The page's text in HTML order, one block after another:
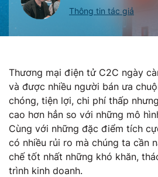
Thông tin tác giả
Thương mại điện tử C2C ngày
và được nhiều người bán ưa
chóng, tiện lợi, chi phí thấp
cao hơn hẳn so với những mô
Cùng với những đặc điểm tích
có nhiều rủi ro mà chúng ta cần
chế tốt nhất những khó khăn,
trình kinh doanh.